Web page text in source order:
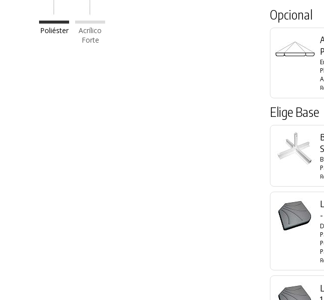
Poliéster
Acrílico
Forte
Opcional
Elige Base